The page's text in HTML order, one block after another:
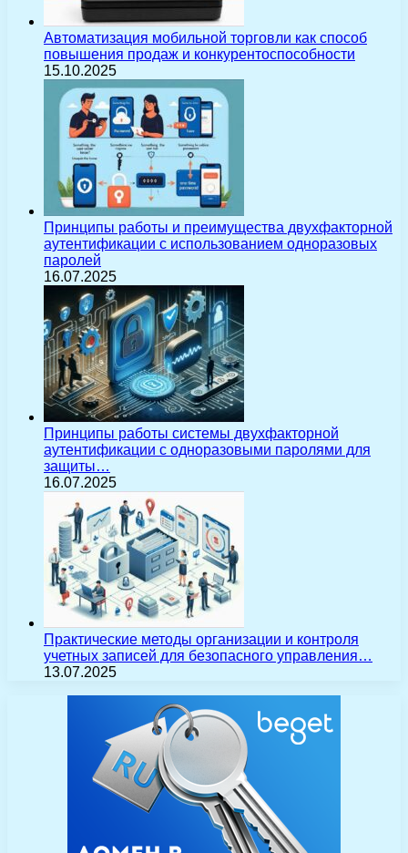
Автоматизация мобильной торговли как способ
повышения продаж и конкурентоспособности
15.10.2025
Принципы работы и преимущества двухфакторной
аутентификации с использованием одноразовых
паролей
16.07.2025
Принципы работы системы двухфакторной
аутентификации с одноразовыми паролями для
защиты…
16.07.2025
Практические методы организации и контроля
учетных записей для безопасного управления…
13.07.2025